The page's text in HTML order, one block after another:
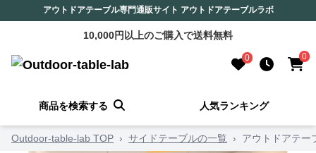
アウトドアテーブル専門通販サイト アウトドアテーブルラボ
10,000円以上のご購入で送料無料
0 0
商品を検索する 人気ランキング
Outdoor-table-lab TOP › サイドテーブルの一覧 › アウトドアテー